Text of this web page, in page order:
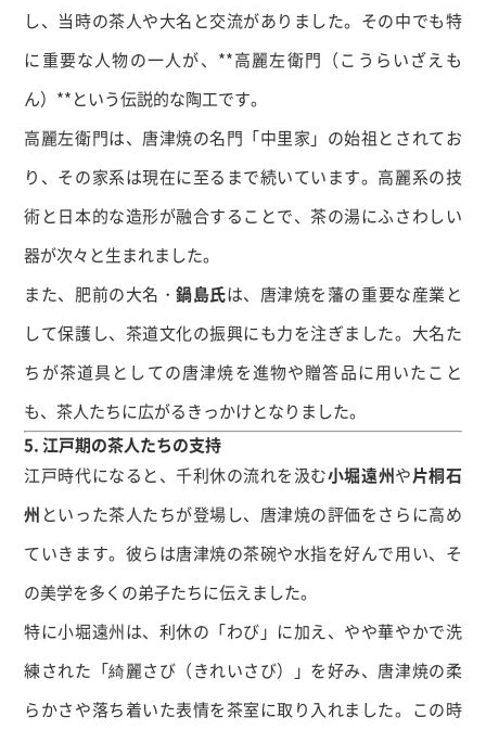
し、当時の茶人や大名と交流がありました。その中でも特
に重要な人物の一人が、**高麗左衛門（こうらいざえも
ん）**という伝説的な陶工です。
高麗左衛門は、唐津焼の名門「中里家」の始祖とされてお
り、その家系は現在に至るまで続いています。高麗系の技
術と日本的な造形が融合することで、茶の湯にふさわしい
器が次々と生まれました。
また、肥前の大名・鍋島氏は、唐津焼を藩の重要な産業と
して保護し、茶道文化の振興にも力を注ぎました。大名た
ちが茶道具としての唐津焼を進物や贈答品に用いたこと
も、茶人たちに広がるきっかけとなりました。
5. 江戸期の茶人たちの支持
江戸時代になると、千利休の流れを汲む小堀遠州や片桐石
州 といった茶人たちが登場し、唐津焼の評価をさらに高め
ていきます。彼らは唐津焼の茶碗や水指を好んで用い、そ
の美学を多くの弟子たちに伝えました。
特に小堀遠州は、利休の「わび」に加え、やや華やかで洗
練された「綺麗さび（きれいさび）」を好み、唐津焼の柔
らかさや落ち着いた表情を茶室に取り入れました。この時